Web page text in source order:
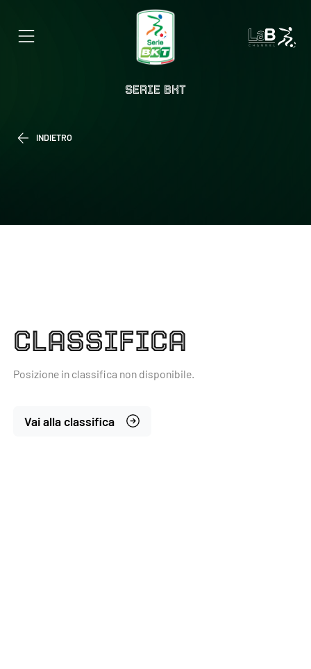
SERIE BKT
INDIETRO
CLASSIFICA
Posizione in classifica non disponibile.
Vai alla classifica